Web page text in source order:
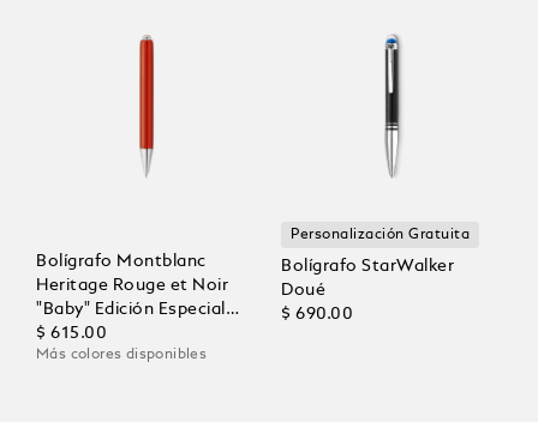
Bolígrafo Montblanc
Heritage Rouge et Noir
"Baby" Edición Especial
Color Coral
$ 615.00
Más colores disponibles
Personalización Gratuita
Bolígrafo StarWalker
Doué
$ 690.00